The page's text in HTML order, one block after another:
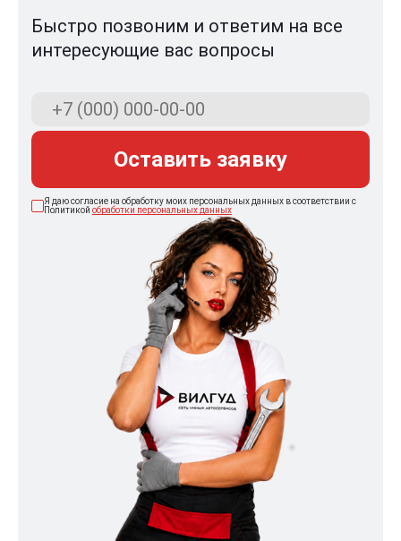
Быстро позвоним и ответим на все
интересующие вас вопросы
Оставить заявку
Я даю согласие на обработку моих персональных данных в соответствии с
Политикой обработки персональных данных